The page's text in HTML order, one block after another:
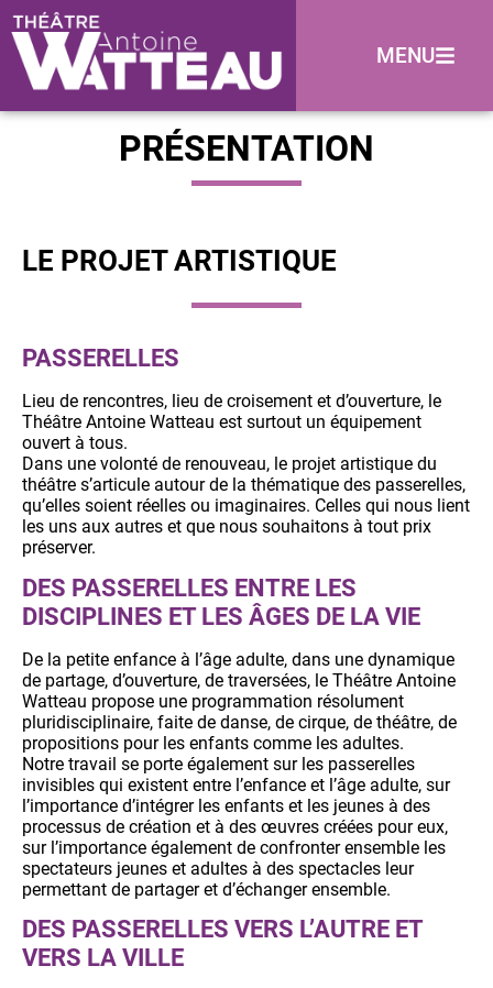
MENU
PRÉSENTATION
LE PROJET ARTISTIQUE
PASSERELLES
Lieu de rencontres, lieu de croisement et d’ouverture, le
Théâtre Antoine Watteau est surtout un équipement
ouvert à tous.
Dans une volonté de renouveau, le projet artistique du
théâtre s’articule autour de la thématique des passerelles,
qu’elles soient réelles ou imaginaires. Celles qui nous lient
les uns aux autres et que nous souhaitons à tout prix
préserver.
DES PASSERELLES ENTRE LES
DISCIPLINES ET LES ÂGES DE LA VIE
De la petite enfance à l’âge adulte, dans une dynamique
de partage, d’ouverture, de traversées, le Théâtre Antoine
Watteau propose une programmation résolument
pluridisciplinaire, faite de danse, de cirque, de théâtre, de
propositions pour les enfants comme les adultes.
Notre travail se porte également sur les passerelles
invisibles qui existent entre l’enfance et l’âge adulte, sur
l’importance d’intégrer les enfants et les jeunes à des
processus de création et à des œuvres créées pour eux,
sur l’importance également de confronter ensemble les
spectateurs jeunes et adultes à des spectacles leur
permettant de partager et d’échanger ensemble.
DES PASSERELLES VERS L’AUTRE ET
VERS LA VILLE